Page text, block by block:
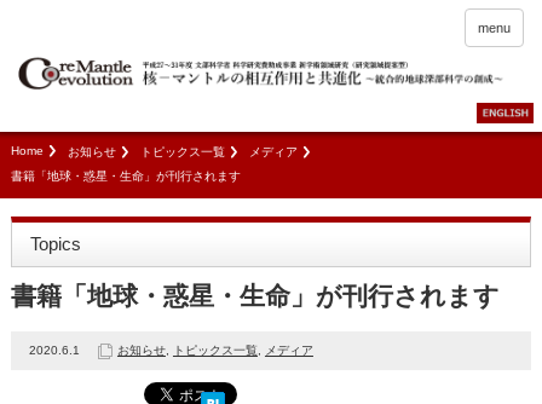
menu
Home お知らせ トピックス一覧
メディア
書籍「地球・惑星・生命」が刊行されます
Topics
書籍「地球・惑星・生命」が刊行されます
2020.6.1 お知らせ, トピックス一覧, メディア